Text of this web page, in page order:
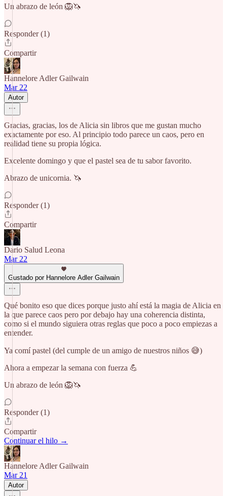
Un abrazo de león 🦁🦄
Responder (1)
Compartir
Hannelore Adler Gailwain
Mar 22
Autor
Gracias, gracias, los de Alicia sin libros que me gustan mucho
exactamente por eso. Al principio todo parece un caos, pero en
realidad tiene su propia lógica.
Excelente domingo y que el pastel sea de tu sabor favorito.
Abrazo de unicornia. 🦄
Responder (1)
Compartir
Dario Salud Leona
Mar 22
Gustado por Hannelore Adler Gailwain
Qué bonito eso que dices porque justo ahí está la magia de Alicia en
la que parece caos pero por debajo hay una coherencia distinta,
como si el mundo siguiera otras reglas que poco a poco empiezas a
entender.
Ya comí pastel (del cumple de un amigo de nuestros niños 😅)
Ahora a empezar la semana con fuerza 💪
Un abrazo de león 🦁🦄
Responder (1)
Compartir
Continuar el hilo →
Hannelore Adler Gailwain
Mar 21
Autor